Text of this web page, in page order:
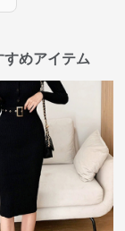
めアイテム